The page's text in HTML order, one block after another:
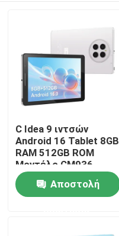
Αρχική Σελίδα
C Idea 9 ιντσών
Android 16 Tablet 8GB
RAM 512GB ROM
Μοντέλο CM936
Αποστολή